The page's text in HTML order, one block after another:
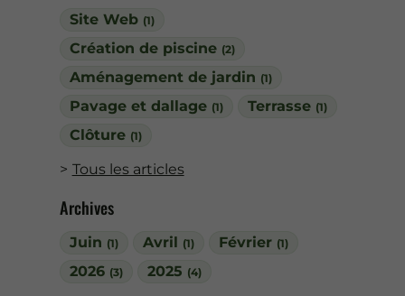
Site Web (1)
Création de piscine (2)
Aménagement de jardin (1)
Pavage et dallage (1) Terrasse (1)
Clôture (1)
Tous les articles
Archives
Juin (1) Avril (1) Février (1)
2026 (3) 2025 (4)